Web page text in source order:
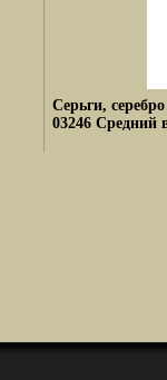
Серьги,
03246 Средний